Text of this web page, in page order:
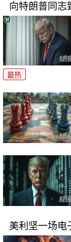
向特朗普同志
最热
美利坚一场电